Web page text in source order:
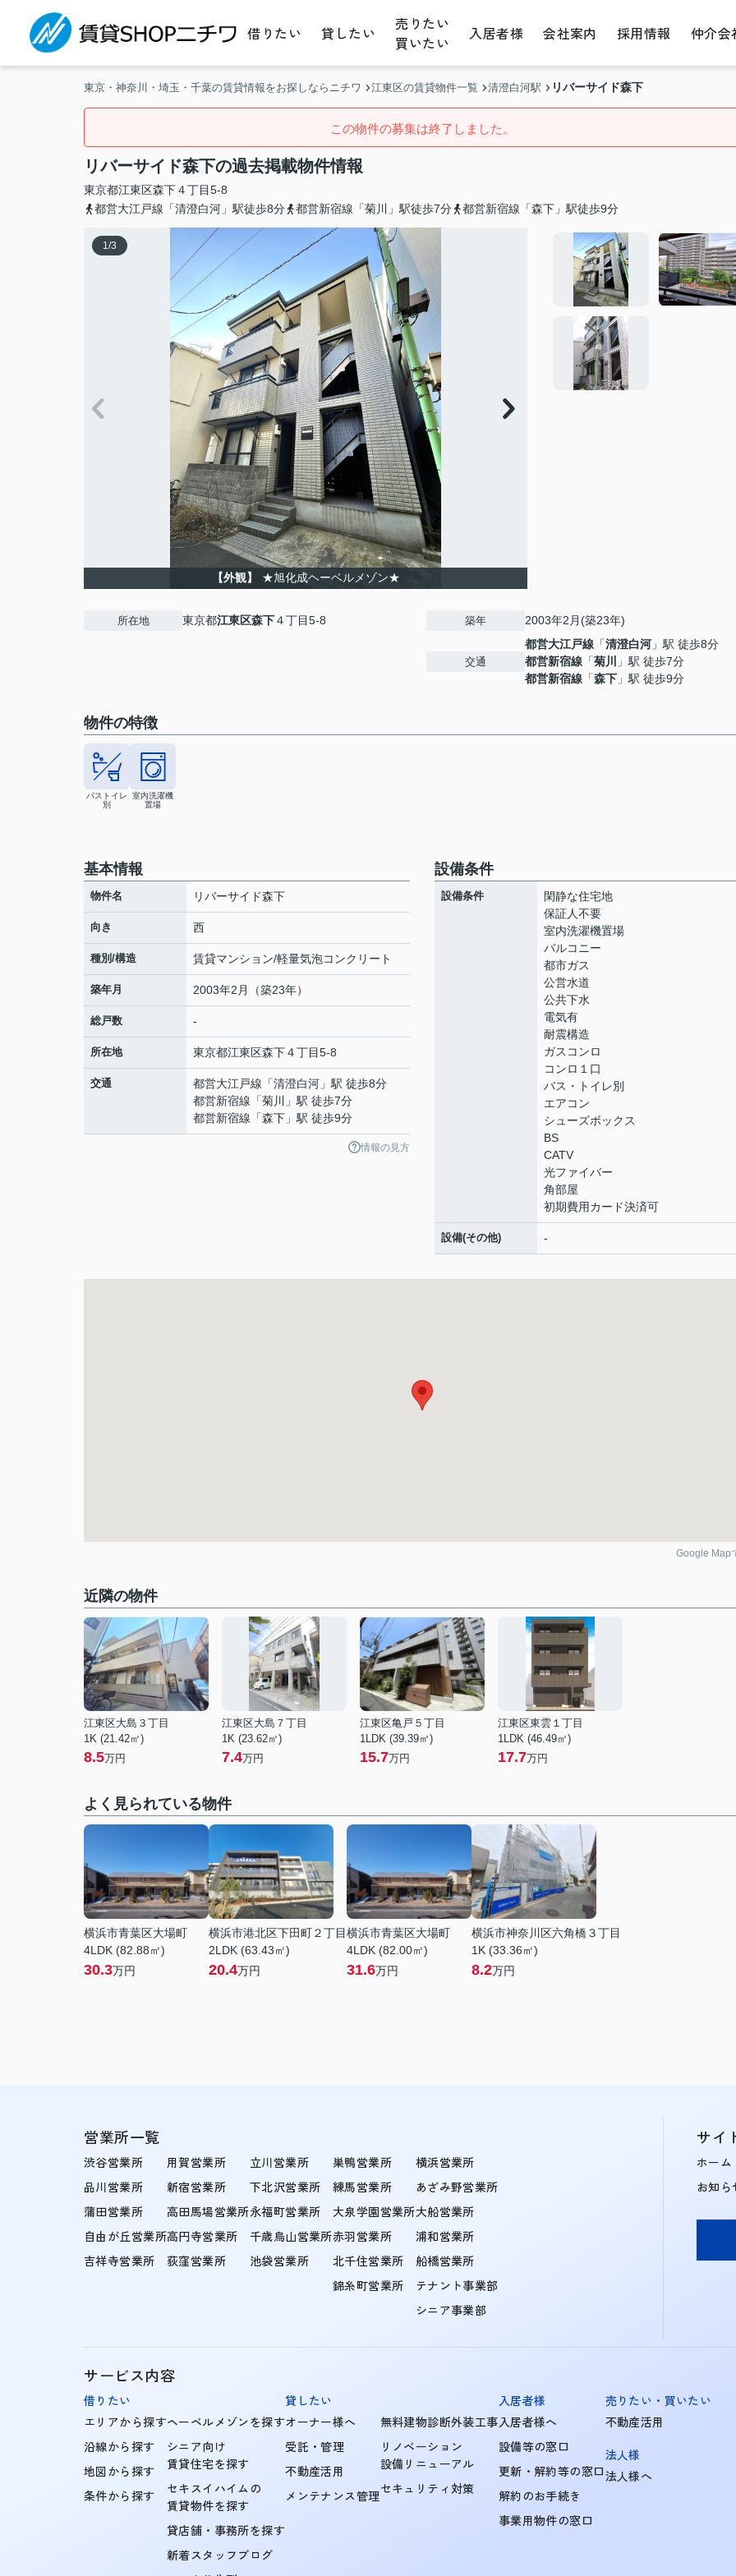
借りたい 貸したい
売りたい
買いたい
入居者様 会社案内 採用情報 仲介会
東京・神奈川・埼玉・千葉の賃貸情報をお探しならニチワ 江東区の賃貸物件一覧 清澄白河駅 リバーサイド森下
この物件の募集は終了しました。
リバーサイド森下の過去掲載物件情報
東京都江東区森下４丁目5-8
都営大江戸線「清澄白河」駅徒歩8分
都営新宿線「菊川」駅徒歩7分 都営新宿線「森下」駅徒歩9分
1/3
【外観】 ★旭化成ヘーベルメゾン★
所在地 東京都江東区森下４丁目5-8 築年 2003年2月(築23年)
交通
都営大江戸線 「清澄白河 」駅 徒歩8分
都営新宿線 「菊川
」駅 徒歩7分
都営新宿線 「森下 」駅 徒歩9分
物件の特徴
バストイレ
別
室内洗濯機
置場
基本情報
物件名 リバーサイド森下
向き 西
種別/構造 賃貸マンション/軽量気泡コンクリート
築年月 2003年2月（築23年）
総戸数 -
所在地 東京都江東区森下４丁目5-8
交通 都営大江戸線 「清澄白河 」駅 徒歩8分
都営新宿線 「菊川
」駅 徒歩7分
都営新宿線 「森下 」駅 徒歩9分
情報の見方
設備条件
設備条件
閑静な住宅地
保証人不要
室内洗濯機置場
バルコニー
都市ガス
公営水道
公共下水
電気有
耐震構造
ガスコンロ
コンロ１口
バス・トイレ別
エアコン
シューズボックス
BS
CATV
光ファイバー
角部屋
初期費用カード決済可
設備(その他) -
Google Map
近隣の物件
江東区大島３丁目
1K (21.42㎡)
8.5万円
江東区大島７丁目
1K (23.62㎡)
7.4万円
江東区亀戸５丁目
1LDK (39.39㎡)
15.7万円
江東区東雲１丁目
1LDK (46.49㎡)
17.7万円
よく見られている物件
横浜市青葉区大場町
4LDK (82.88㎡)
30.3万円
横浜市港北区下田町２丁目
2LDK (63.43㎡)
20.4万円
横浜市青葉区大場町
4LDK (82.00㎡)
31.6万円
横浜市神奈川区六角橋３丁目
1K (33.36㎡)
8.2万円
営業所一覧
渋谷営業所
品川営業所
蒲田営業所
自由が丘営業所
吉祥寺営業所
用賀営業所
新宿営業所
高田馬場営業所
高円寺営業所
荻窪営業所
立川営業所
下北沢営業所
永福町営業所
千歳烏山営業所
池袋営業所
巣鴨営業所
練馬営業所
大泉学園営業所
赤羽営業所
北千住営業所
錦糸町営業所
横浜営業所
あざみ野営業所
大船営業所
浦和営業所
船橋営業所
テナント事業部
シニア事業部
サイ
ホーム
お知ら
サービス内容
借りたい
エリアから探す
沿線から探す
地図から探す
条件から探す
ヘーベルメゾンを探す
シニア向け
賃貸住宅を探す
セキスイハイムの
賃貸物件を探す
貸店舗・事務所を探す
新着スタッフブログ
貸したい
オーナー様へ
受託・管理
不動産活用
メンテナンス管理
無料建物診断外装工事
リノベーション
設備リニューアル
セキュリティ対策
入居者様
入居者様へ
設備等の窓口
更新・解約等の窓口
解約のお手続き
事業用物件の窓口
売りたい・買いたい
不動産活用
法人様
法人様へ